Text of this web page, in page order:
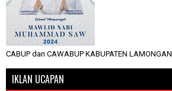
CABUP dan CAWABUP KABUPATEN LAMONGAN
IKLAN UCAPAN